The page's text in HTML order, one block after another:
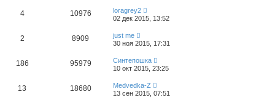
4 10976
loragrey2
02 дек 2015, 13:52
2 8909
just me
30 ноя 2015, 17:31
186 95979
Синтепошка
10 окт 2015, 23:25
13 18680
Medvedka-Z
13 сен 2015, 07:51